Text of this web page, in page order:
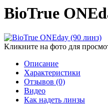
BioTrue
Кликните на фото для
Описание
Характеристики
Отзывов (0)
Видео
Как надеть линзы